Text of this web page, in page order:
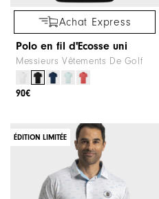
Achat Express
Polo en fil d'Ecosse uni
Messieurs Vêtements De Golf
90€
ÉDITION LIMITÉE